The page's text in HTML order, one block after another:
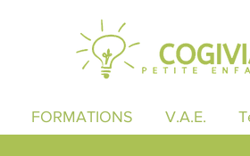
FORMATIONS V.A.E.